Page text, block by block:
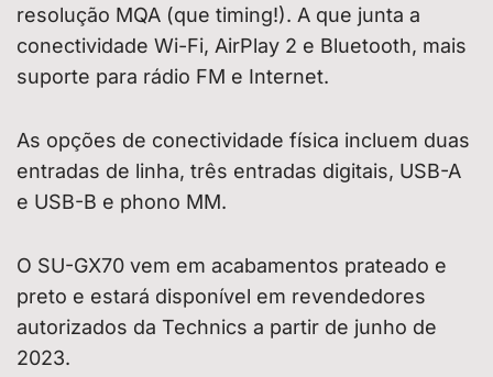
resolução MQA (que timing!). A que junta a
conectividade Wi-Fi, AirPlay 2 e Bluetooth, mais
suporte para rádio FM e Internet.
As opções de conectividade física incluem duas
entradas de linha, três entradas digitais, USB-A
e USB-B e phono MM.
O SU-GX70 vem em acabamentos prateado e
preto e estará disponível em revendedores
autorizados da Technics a partir de junho de
2023.